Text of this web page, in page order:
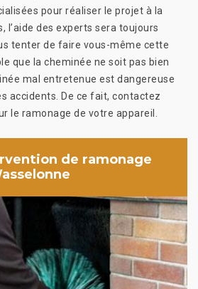
pour réaliser le projet à la
l’aide des experts sera toujours
tenter de faire vous-même cette
que la cheminée ne soit pas bien
mal entretenue est dangereuse
accidents. De ce fait, contactez
le ramonage de votre appareil.
de ramonage